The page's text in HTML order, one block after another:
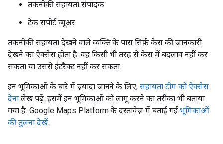
तकनीकी सहायता संपादक
टेक सपोर्ट व्यूअर
तकनीकी सहायता देखने वाले व्यक्ति के पास सिर्फ़ केस की जानकारी
देखने का ऐक्सेस होता है. वह किसी भी तरह से केस में बदलाव नहीं कर
सकता या उससे इंटरैक्ट नहीं कर सकता.
इन भूमिकाओं के बारे में ज़्यादा जानने के लिए, सहायता टीम को ऐक्सेस
देना लेख पढ़ें. इसमें इन भूमिकाओं को लागू करने का तरीका भी बताया
गया है. Google Maps Platform के दस्तावेज़ में बताई गई भूमिकाओं
की तुलना देखें.